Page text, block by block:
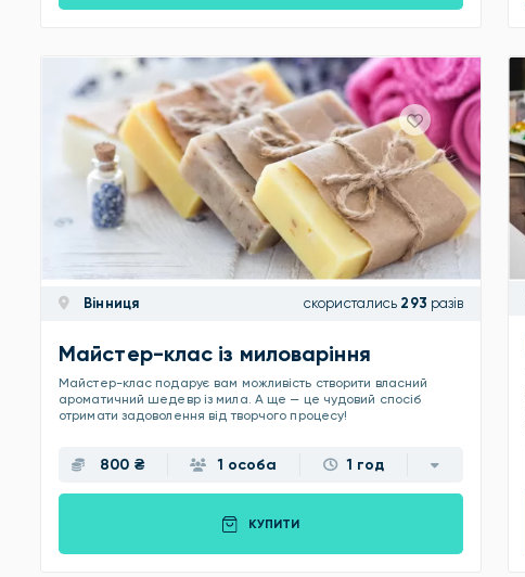
Вінниця скористались 293 разів
Майстер-клас із миловаріння
Майстер-клас подарує вам можливість створити власний
ароматичний шедевр із мила. А ще — це чудовий спосіб
отримати задоволення від творчого процесу!
800 ₴ 1 особа 1 год
КУПИТИ